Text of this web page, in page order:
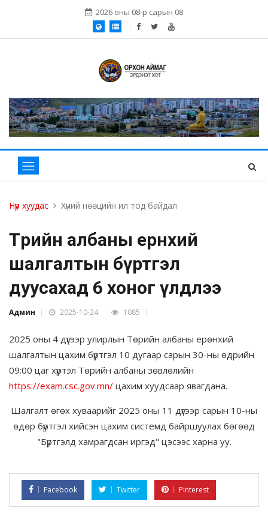
2026 оны 08-р сарын 08
Нүүр хуудас Хүний нөөцийн ил тод байдал
Төрийн албаны ерөнхий
шалгалтын бүртгэл
дуусахад 6 хоног үлдлээ
Админ 2025-10-24 1085
2025 оны 4 дүгээр улирлын Төрийн албаны ерөнхий
шалгалтын цахим бүртгэл 10 дугаар сарын 30-ны өдрийн
09:00 цаг хүртэл Төрийн албаны зөвлөлийн
https://exam.csc.gov.mn/ цахим хуудсаар явагдана.
Шалгалт өгөх хуваарийг 2025 оны 11 дүгээр сарын 10-ны
өдөр бүртгэл хийсэн цахим системд байршуулах бөгөөд
"Бүртгэлд хамрагдсан иргэд" цэсээс харна уу.
Facebook Twitter Pinterest